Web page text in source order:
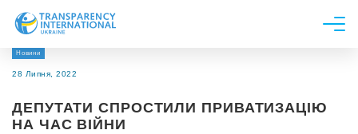
Про нас
Дослідження
Новини
28 Липня, 2022
ДЕПУТАТИ СПРОСТИЛИ ПРИВАТИЗАЦІЮ
НА ЧАС ВІЙНИ